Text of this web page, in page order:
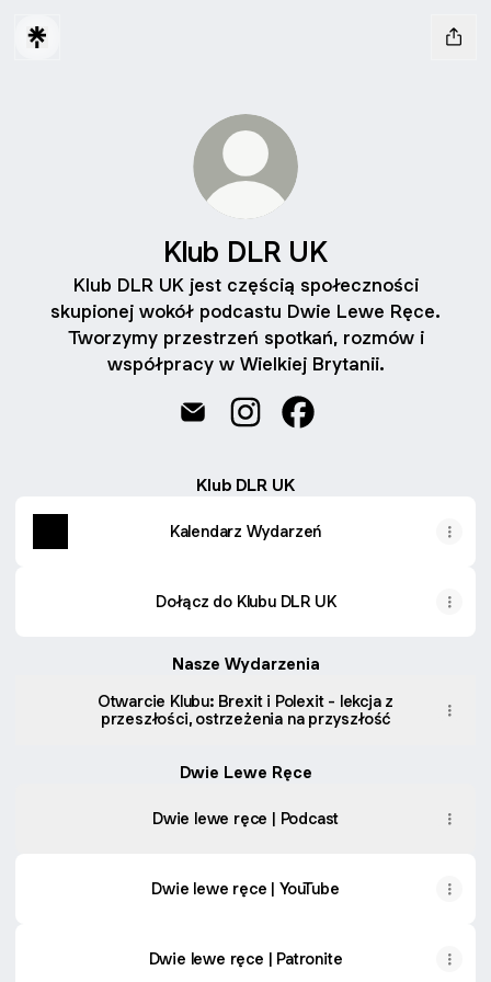
Klub DLR UK
Klub DLR UK jest częścią społeczności
skupionej wokół podcastu Dwie Lewe Ręce.
Tworzymy przestrzeń spotkań, rozmów i
współpracy w Wielkiej Brytanii.
Klub DLR UK
Kalendarz Wydarzeń
Dołącz do Klubu DLR UK
Nasze Wydarzenia
Otwarcie Klubu: Brexit i Polexit - lekcja z
przeszłości, ostrzeżenia na przyszłość
Dwie Lewe Ręce
Dwie lewe ręce | Podcast
Dwie lewe ręce | YouTube
Dwie lewe ręce | Patronite